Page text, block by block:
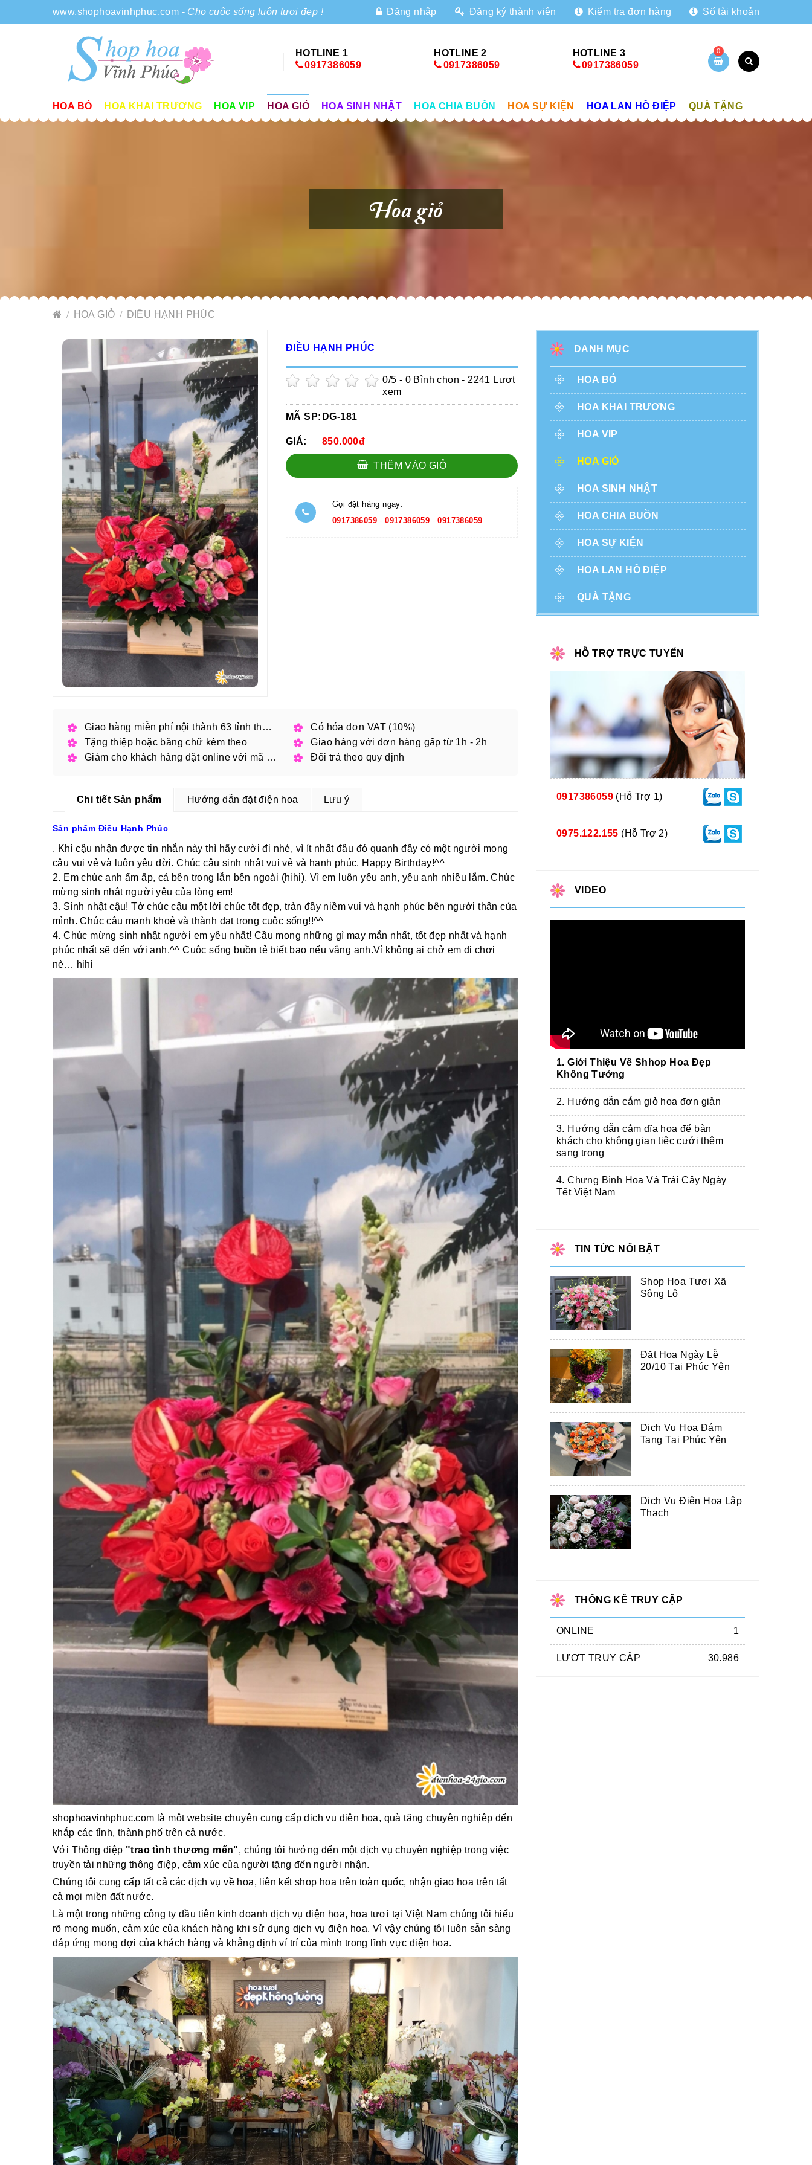
www.shophoavinhphuc.com - Cho cuộc sống luôn tươi đẹp ! Đăng nhập Đăng ký thành viên Kiểm tra đơn hàng Số tài khoản
HOTLINE 1
0917386059
HOTLINE 2
0917386059
HOTLINE 3
0917386059
0
HOA BÓ HOA KHAI TRƯƠNG HOA VIP HOA GIỎ HOA SINH NHẬT HOA CHIA BUỒN HOA SỰ KIỆN HOA LAN HỒ ĐIỆP QUÀ TẶNG
Hoa giỏ
HOA GIỎ ĐIỀU HẠNH PHÚC
ĐIỀU HẠNH PHÚC
0/5 - 0 Bình chọn - 2241 Lượt
xem
MÃ SP: DG-181
GIÁ: 850.000đ
THÊM VÀO GIỎ
Gọi đặt hàng ngay:
0917386059 -0917386059 -0917386059
Giao hàng miễn phí nội thành 63 tỉnh thành phố
Có hóa đơn VAT (10%)
Tặng thiệp hoặc băng chữ kèm theo
Giao hàng với đơn hàng gấp từ 1h - 2h
Giảm cho khách hàng đặt online với mã giảm giá
Đổi trả theo quy định
Chi tiết Sản phẩm Hướng dẫn đặt điện hoa Lưu ý
Sản phẩm Điều Hạnh Phúc
. Khi cậu nhận được tin nhắn này thì hãy cười đi nhé, vì ít nhất đâu đó quanh đây có một người mong
cậu vui vẻ và luôn yêu đời. Chúc cậu sinh nhật vui vẻ và hạnh phúc. Happy Birthday!^^
2. Em chúc anh ấm ấp, cả bên trong lẫn bên ngoài (hihi). Vì em luôn yêu anh, yêu anh nhiều lắm. Chúc
mừng sinh nhật người yêu của lòng em!
3. Sinh nhật cậu! Tớ chúc cậu một lời chúc tốt đẹp, tràn đầy niềm vui và hạnh phúc bên người thân của
mình. Chúc cậu mạnh khoẻ và thành đạt trong cuộc sống!!^^
4. Chúc mừng sinh nhật người em yêu nhất! Cầu mong những gì may mắn nhất, tốt đẹp nhất và hạnh
phúc nhất sẽ đến với anh.^^ Cuộc sống buồn tẻ biết bao nếu vắng anh.Vì không ai chở em đi chơi
nè… hihi
shophoavinhphuc.com là một website chuyên cung cấp dịch vụ điện hoa, quà tặng chuyên nghiệp đến
khắp các tỉnh, thành phố trên cả nước.
Với Thông điệp "trao tình thương mến", chúng tôi hướng đến một dịch vụ chuyên nghiệp trong việc
truyền tải những thông điệp, cảm xúc của người tặng đến người nhận.
Chúng tôi cung cấp tất cả các dịch vụ về hoa, liên kết shop hoa trên toàn quốc, nhận giao hoa trên tất
cả mọi miền đất nước.
Là một trong những công ty đầu tiên kinh doanh dịch vụ điện hoa, hoa tươi tại Việt Nam chúng tôi hiểu
rõ mong muốn, cảm xúc của khách hàng khi sử dụng dịch vụ điện hoa. Vì vậy chúng tôi luôn sẵn sàng
đáp ứng mong đợi của khách hàng và khẳng định ví trí của mình trong lĩnh vực điện hoa.
DANH MỤC
HOA BÓ
HOA KHAI TRƯƠNG
HOA VIP
HOA GIỎ
HOA SINH NHẬT
HOA CHIA BUỒN
HOA SỰ KIỆN
HOA LAN HỒ ĐIỆP
QUÀ TẶNG
HỖ TRỢ TRỰC TUYẾN
0917386059 (Hỗ Trợ 1)
0975.122.155 (Hỗ Trợ 2)
VIDEO
1. Giới Thiệu Về Shhop Hoa Đẹp
Không Tưởng
2. Hướng dẫn cắm giỏ hoa đơn giản
3. Hướng dẫn cắm dĩa hoa để bàn
khách cho không gian tiệc cưới thêm
sang trọng
4. Chưng Bình Hoa Và Trái Cây Ngày
Tết Việt Nam
TIN TỨC NỔI BẬT
Shop Hoa Tươi Xã
Sông Lô
Đặt Hoa Ngày Lễ
20/10 Tại Phúc Yên
Dịch Vụ Hoa Đám
Tang Tại Phúc Yên
Dịch Vụ Điện Hoa Lập
Thạch
THỐNG KÊ TRUY CẬP
ONLINE 1
LƯỢT TRUY CẬP 30.986